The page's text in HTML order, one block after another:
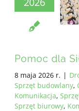
Pomoc dla
8 maja 2026 r. |
Sprzęt budowlany,
Komunikacja,
Sprzęt biurowy,